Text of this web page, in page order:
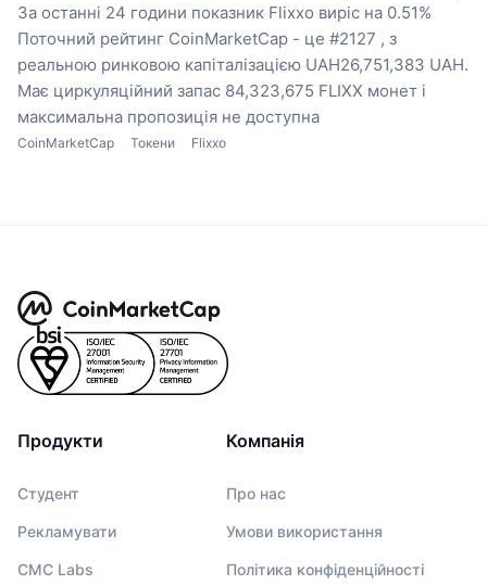
За останні 24 години показник Flixxo виріс на 0.51%
Поточний рейтинг CoinMarketCap - це #2127 , з
реальною ринковою капіталізацією UAH26,751,383 UAH.
Має циркуляційний запас 84,323,675 FLIXX монет і
максимальна пропозиція не доступна
CoinMarketCap Токени Flixxo
Продукти
Студент
Рекламувати
CMC Labs
Компанія
Про нас
Умови використання
Політика конфіденційності